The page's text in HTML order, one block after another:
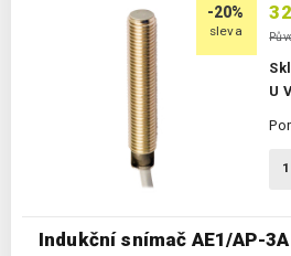
-20%
sleva
Indukční snímač AE1/AP-3A
U